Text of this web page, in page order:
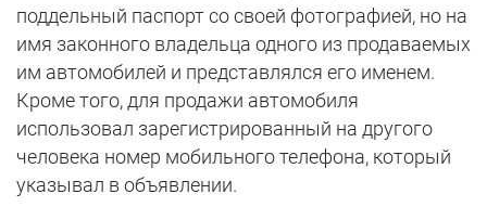
поддельный паспорт со своей фотографией, но на
имя законного владельца одного из продаваемых
им автомобилей и представлялся его именем.
Кроме того, для продажи автомобиля
использовал зарегистрированный на другого
человека номер мобильного телефона, который
указывал в объявлении.